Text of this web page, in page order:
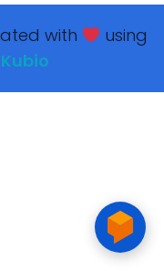
with
using
Kubio